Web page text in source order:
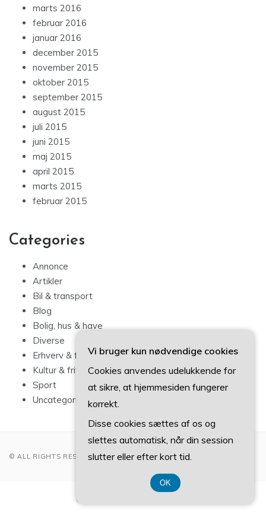
marts 2016
februar 2016
januar 2016
december 2015
november 2015
oktober 2015
september 2015
august 2015
juli 2015
juni 2015
maj 2015
april 2015
marts 2015
februar 2015
Categories
Annonce
Artikler
Bil & transport
Blog
Bolig, hus & have
Diverse
Erhverv & forbrug
Kultur & fritid
Sport
Uncategorized
© ALL RIGHTS RESERVED 2022
CVR-Nummer 374 077 39
Vi bruger kun nødvendige cookies
Cookies anvendes udelukkende for
at sikre, at hjemmesiden fungerer
korrekt.
Disse cookies sættes af os og
slettes automatisk, når din session
slutter eller efter kort tid.
OK